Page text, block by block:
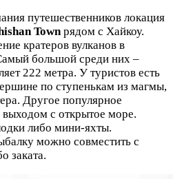
путешественников локация
Townрядом с Хайкоу.
кратеров вулканов в
большой среди них –
222 метра. У туристов есть
по ступенькам из магмы,
Другое популярное
выходом с открытое море.
либо мини-яхты.
можно совместить с
заката.